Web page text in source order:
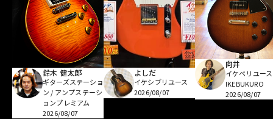
鈴木 健太郎
ギターズステーショ
ン / アンプステーシ
ョンプレミアム
2026/08/07
よしだ
イケシブリユース
2026/08/07
向井
イケベリユース
IKEBUKURO
2026/08/07